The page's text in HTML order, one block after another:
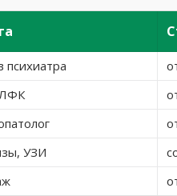
психиатра
УЗИ